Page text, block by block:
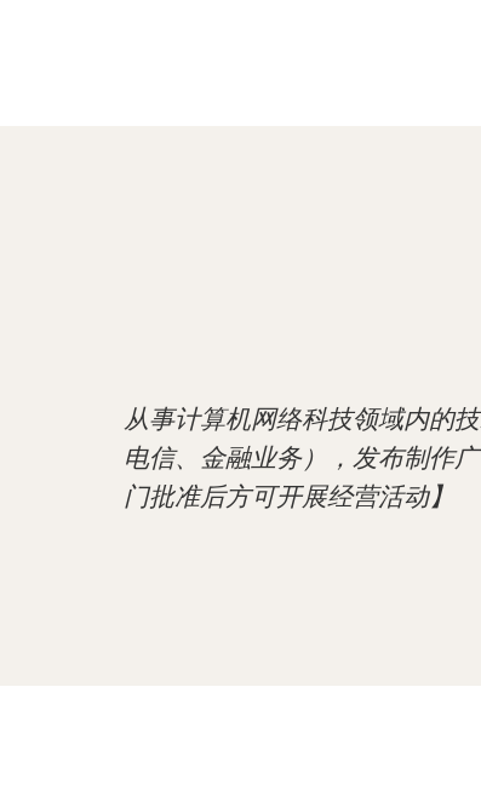
从事计算机网络科技领域内的
电信、金融业务），发布制作
门批准后方可开展经营活动】